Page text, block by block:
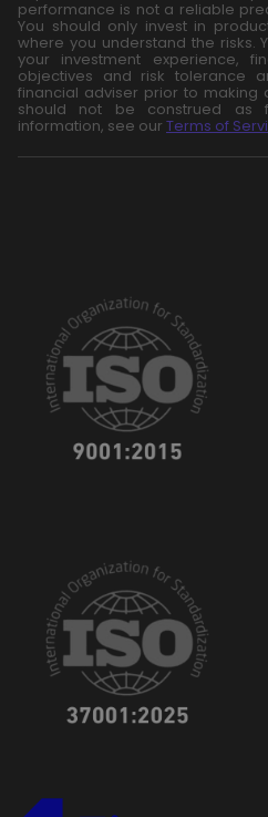
performance is not a reliable
You should only invest in
where you understand the risks.
your investment experience,
objectives and risk tolerance
financial adviser prior to making
should not be construed as
information, see our Terms of